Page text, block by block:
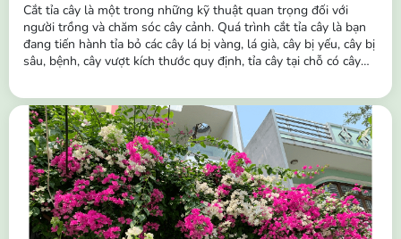
Cắt tỉa cây là một trong những kỹ thuật quan trọng đối với
người trồng và chăm sóc cây cảnh. Quá trình cắt tỉa cây là bạn
đang tiến hành tỉa bỏ các cây lá bị vàng, lá già, cây bị yếu, cây bị
sâu, bệnh, cây vượt kích thước quy định, tỉa cây tại chỗ có cây
chết,... Tầm quan trọng của việc cắt tỉa cây: Giúp kích thích sinh
trưởng...